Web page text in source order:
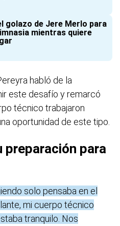
golazo de Jere Merlo para
mientras quiere
habló de la
este desafío y remarcó
técnico trabajaron
oportunidad de este tipo.
preparación para
solo pensaba en el
mi cuerpo técnico
tranquilo. Nos